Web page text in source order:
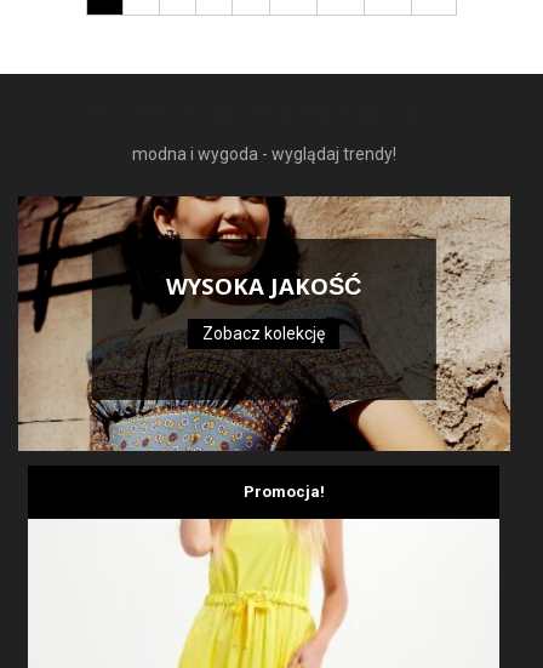
modna i wygoda - wyglądaj trendy!
WYSOKA JAKOŚĆ
Zobacz kolekcję
Promocja!